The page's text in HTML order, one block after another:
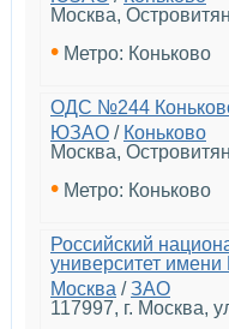
Москва,
• Метро: Коньково
ОДС №244
ЮЗАО / Коньково
Москва,
• Метро: Коньково
Российский
университет
Москва /ЗАО
117997, г. Москва,